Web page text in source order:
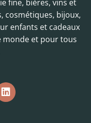
fine, bières, vins et
cosmétiques, bijoux,
enfants et cadeaux
monde et pour tous